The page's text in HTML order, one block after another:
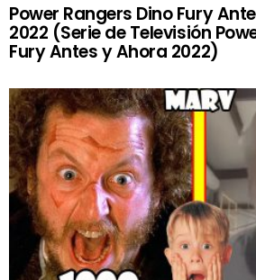
Power Rangers Dino Fury
2022 (Serie de Televisión
Fury Antes y Ahora 2022)